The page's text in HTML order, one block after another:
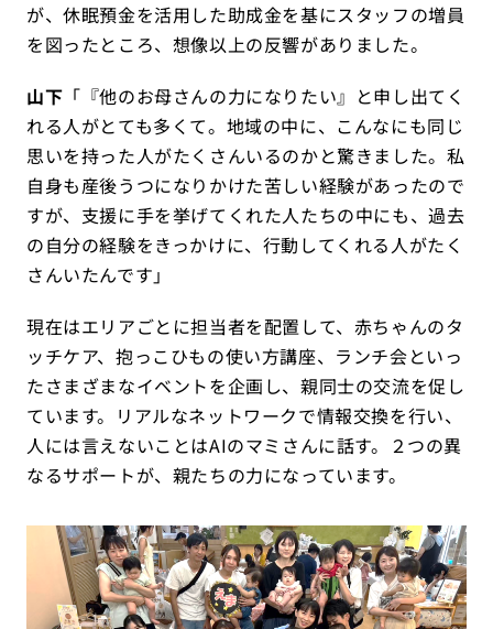
が、休眠預金を活用した助成金を基にスタッフの増員
を図ったところ、想像以上の反響がありました。
山下 「『他のお母さんの力になりたい』と申し出てく
れる人がとても多くて。地域の中に、こんなにも同じ
思いを持った人がたくさんいるのかと驚きました。私
自身も産後うつになりかけた苦しい経験があったので
すが、支援に手を挙げてくれた人たちの中にも、過去
の自分の経験をきっかけに、行動してくれる人がたく
さんいたんです」
現在はエリアごとに担当者を配置して、赤ちゃんのタ
ッチケア、抱っこひもの使い方講座、ランチ会といっ
たさまざまなイベントを企画し、親同士の交流を促し
ています。リアルなネットワークで情報交換を行い、
人には言えないことはAIのマミさんに話す。２つの異
なるサポートが、親たちの力になっています。